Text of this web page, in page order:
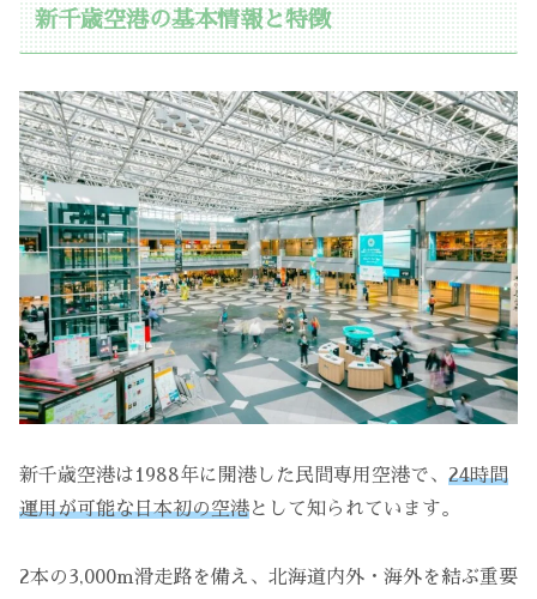
新千歳空港の基本情報と特徴
新千歳空港は1988年に開港した民間専用空港で、 24時間
運用が可能な日本初の空港として知られています。
2本の3,000m滑走路を備え、北海道内外・海外を結ぶ重要